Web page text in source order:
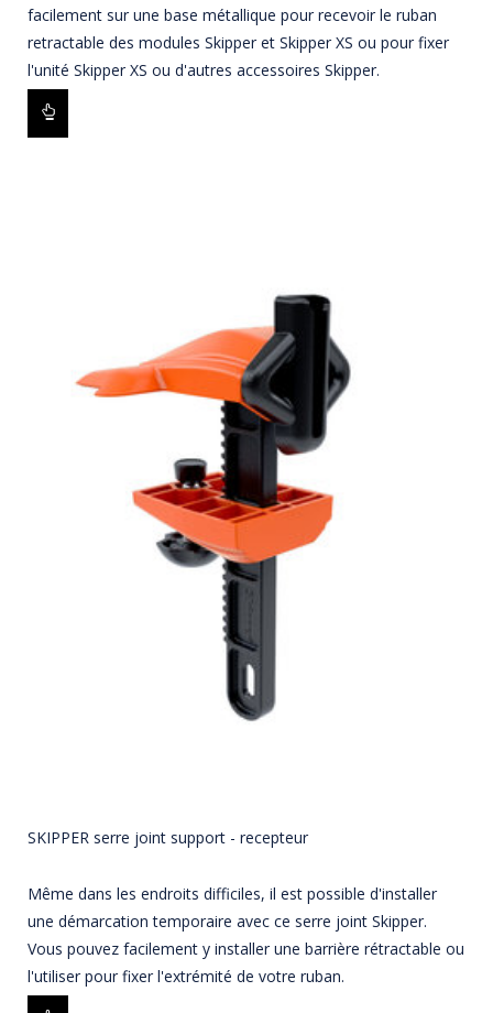
facilement sur une base métallique pour recevoir le ruban
retractable des modules Skipper et Skipper XS ou pour fixer
l'unité Skipper XS ou d'autres accessoires Skipper.
SKIPPER serre joint support - recepteur
Même dans les endroits difficiles, il est possible d'installer
une démarcation temporaire avec ce serre joint Skipper.
Vous pouvez facilement y installer une barrière rétractable ou
l'utiliser pour fixer l'extrémité de votre ruban.